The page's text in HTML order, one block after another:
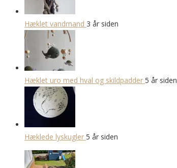
Hæklet vandmand 3 år siden
Hæklet uro med hval og skildpadder 5 år siden
Hæklede lyskugler 5 år siden